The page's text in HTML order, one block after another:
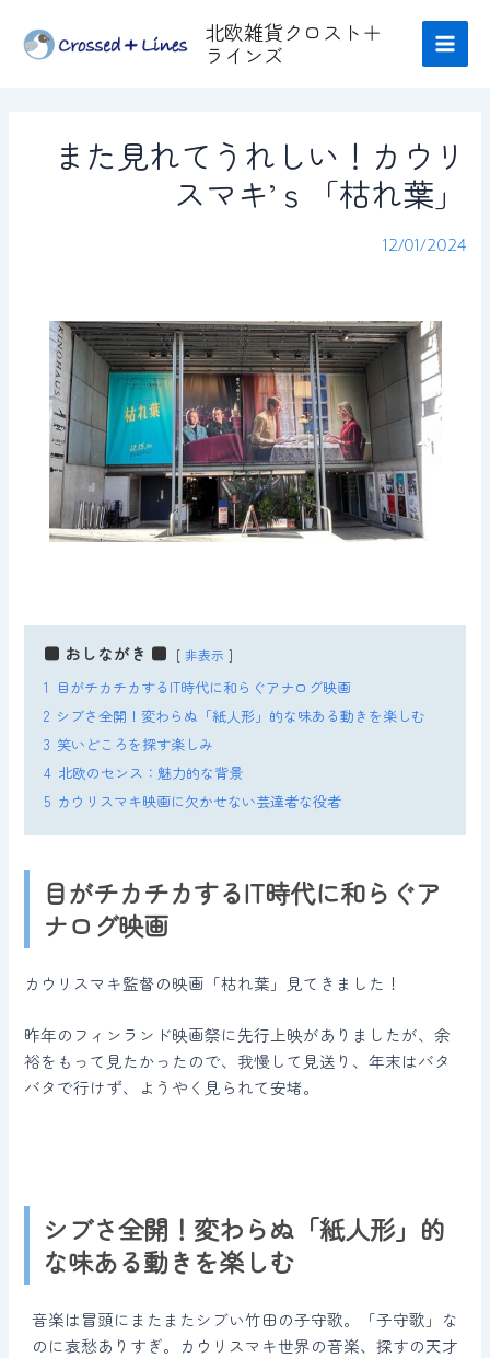
北欧雑貨クロスト＋
ラインズ
Main
Menu
また見れてうれしい！カウリ
スマキ’ｓ「枯れ葉」
12/01/2024
■ おしながき ■ 非表示
1 目がチカチカするIT時代に和らぐアナログ映画
2 シブさ全開！変わらぬ「紙人形」的な味ある動きを楽しむ
3 笑いどころを探す楽しみ
4 北欧のセンス：魅力的な背景
5 カウリスマキ映画に欠かせない芸達者な役者
目がチカチカするIT時代に和らぐア
ナログ映画
カウリスマキ監督の映画「枯れ葉」見てきました！
昨年のフィンランド映画祭に先行上映がありましたが、余
裕をもって見たかったので、我慢して見送り、年末はバタ
バタで行けず、ようやく見られて安堵。
シブさ全開！変わらぬ「紙人形」的
な味ある動きを楽しむ
音楽は冒頭にまたまたシブい竹田の子守歌。「子守歌」な
のに哀愁ありすぎ。カウリスマキ世界の音楽、探すの天才
navigation